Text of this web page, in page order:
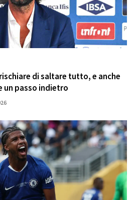
di saltare tutto, e anche
un passo indietro